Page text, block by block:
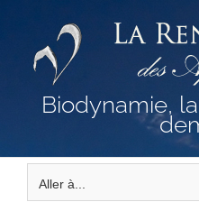
contenu
Biodynamie,
Aller à...